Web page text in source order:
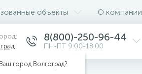
объекты О компании
Ваш город Волгоград?
8(800)-250-96-44
ПН-ПТ 9:00-18:00